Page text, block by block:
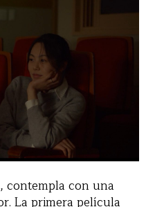
contempla con una
La primera película